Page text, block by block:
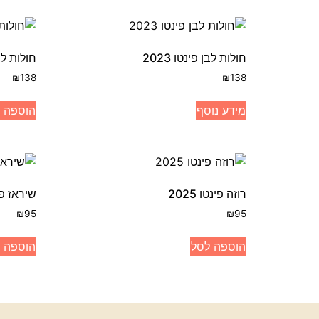
חולות לבן פינטו 2023
₪138
מידע נוסף
חולות
₪138
הוספה
רוזה פינטו 2025
₪95
הוספה לסל
שיראז
₪95
הוספה